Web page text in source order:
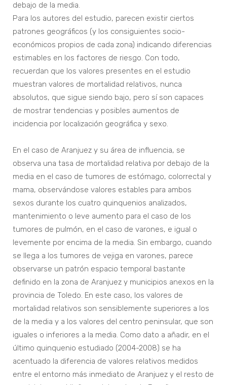
debajo de la media.
Para los autores del estudio, parecen existir ciertos
patrones geográficos (y los consiguientes socio-
económicos propios de cada zona) indicando diferencias
estimables en los factores de riesgo. Con todo,
recuerdan que los valores presentes en el estudio
muestran valores de mortalidad relativos, nunca
absolutos, que sigue siendo bajo, pero sí son capaces
de mostrar tendencias y posibles aumentos de
incidencia por localización geográfica y sexo.
En el caso de Aranjuez y su área de influencia, se
observa una tasa de mortalidad relativa por debajo de la
media en el caso de tumores de estómago, colorrectal y
mama, observándose valores estables para ambos
sexos durante los cuatro quinquenios analizados,
mantenimiento o leve aumento para el caso de los
tumores de pulmón, en el caso de varones, e igual o
levemente por encima de la media. Sin embargo, cuando
se llega a los tumores de vejiga en varones, parece
observarse un patrón espacio temporal bastante
definido en la zona de Aranjuez y municipios anexos en la
provincia de Toledo. En este caso, los valores de
mortalidad relativos son sensiblemente superiores a los
de la media y a los valores del centro peninsular, que son
iguales o inferiores a la media. Como dato a añadir, en el
último quinquenio estudiado (2004-2008) se ha
acentuado la diferencia de valores relativos medidos
entre el entorno más inmediato de Aranjuez y el resto de